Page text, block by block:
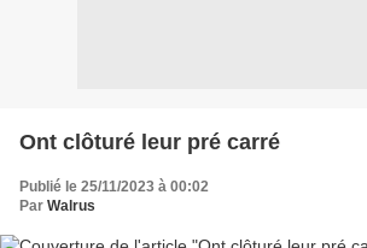
Ont clôturé leur pré carré
Publié le 25/11/2023 à 00:02
Par Walrus